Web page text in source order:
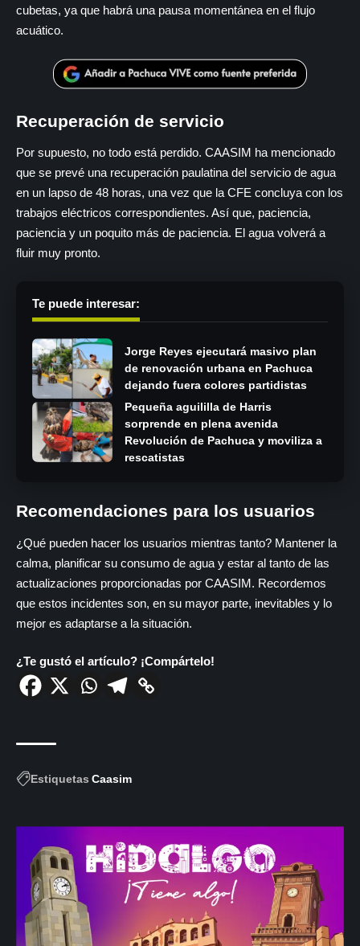
cubetas, ya que habrá una pausa momentánea en el flujo
acuático.
Recuperación de servicio
Por supuesto, no todo está perdido. CAASIM ha mencionado
que se prevé una recuperación paulatina del servicio de agua
en un lapso de 48 horas, una vez que la CFE concluya con los
trabajos eléctricos correspondientes. Así que, paciencia,
paciencia y un poquito más de paciencia. El agua volverá a
fluir muy pronto.
Te puede interesar:
Jorge Reyes ejecutará masivo plan
de renovación urbana en Pachuca
dejando fuera colores partidistas
Pequeña aguililla de Harris
sorprende en plena avenida
Revolución de Pachuca y moviliza a
rescatistas
Recomendaciones para los usuarios
¿Qué pueden hacer los usuarios mientras tanto? Mantener la
calma, planificar su consumo de agua y estar al tanto de las
actualizaciones proporcionadas por CAASIM. Recordemos
que estos incidentes son, en su mayor parte, inevitables y lo
mejor es adaptarse a la situación.
¿Te gustó el artículo? ¡Compártelo!
Estiquetas Caasim